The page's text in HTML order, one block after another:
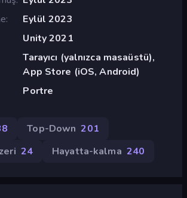
Eylül 2023
Unity 2021
Tarayıcı (yalnızca masaüstü),
App Store (iOS, Android)
Portre
Top-Down 201
24 Hayatta-kalma 240